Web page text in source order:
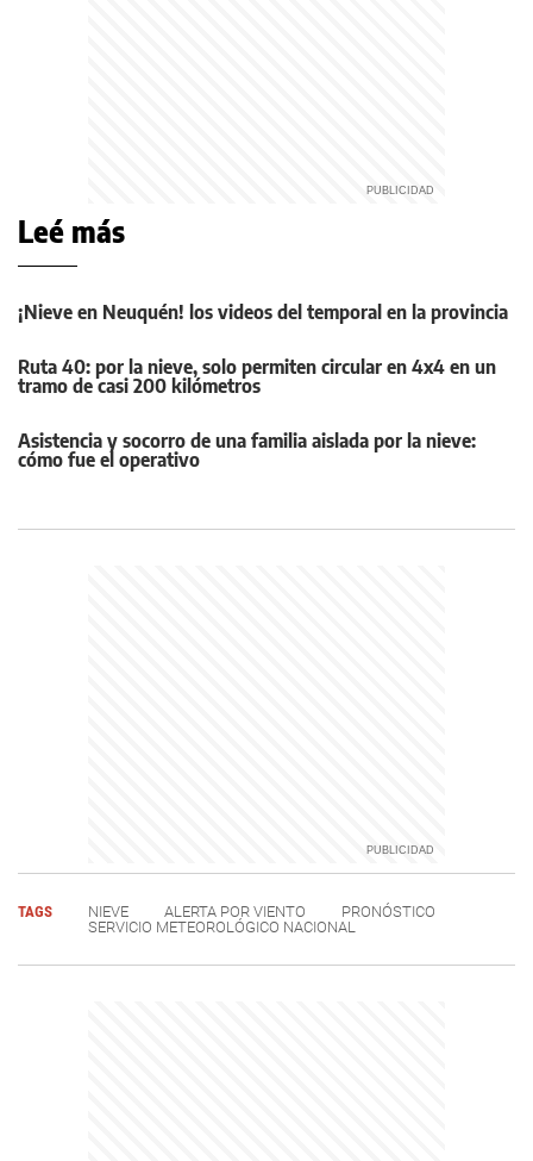
Leé más
¡Nieve en Neuquén! los videos del temporal en la provincia
Ruta 40: por la nieve, solo permiten circular en 4x4 en un
tramo de casi 200 kilómetros
Asistencia y socorro de una familia aislada por la nieve:
cómo fue el operativo
TAGS NIEVE ALERTA POR VIENTO
PRONÓSTICO
SERVICIO METEOROLÓGICO NACIONAL